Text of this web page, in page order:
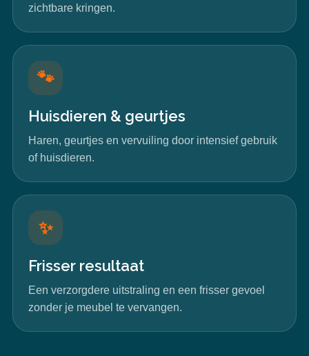
zichtbare kringen.
🐾
Huisdieren & geurtjes
Haren, geurtjes en vervuiling door intensief gebruik
of huisdieren.
✨
Frisser resultaat
Een verzorgdere uitstraling en een frisser gevoel
zonder je meubel te vervangen.